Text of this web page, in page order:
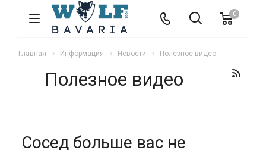
0
Главная Информация Новости Полезное видео
Полезное видео
Cосед больше вас не